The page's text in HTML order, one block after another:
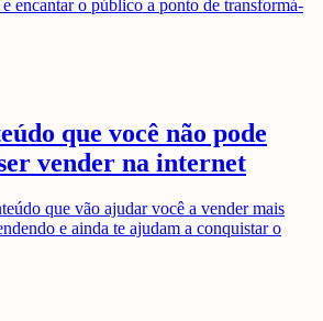
encantar o público a ponto de transformá-
que você não pode
vender na internet
que vão ajudar você a vender mais
e ainda te ajudam a conquistar o